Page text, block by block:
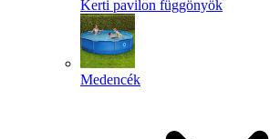
Kerti pavilon függönyök
Medencék